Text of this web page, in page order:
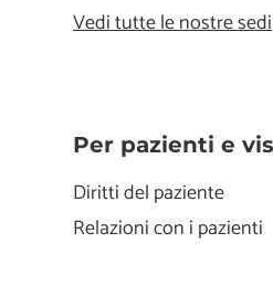
Vedi tutte le nostre sedi
Per pazienti e
Diritti del paziente
Relazioni con i pazienti